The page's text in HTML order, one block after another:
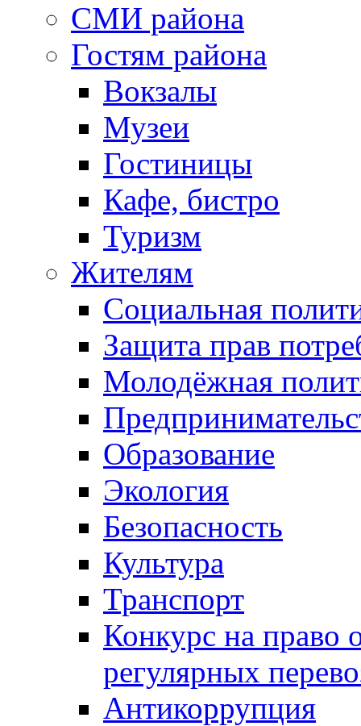
СМИ района
Гостям района
Вокзалы
Музеи
Гостиницы
Кафе, бистро
Туризм
Жителям
Социальная
Защита прав
Молодёжная
Образование
Экология
Безопасность
Культура
Транспорт
Конкурс на право
регулярных
Антикоррупция